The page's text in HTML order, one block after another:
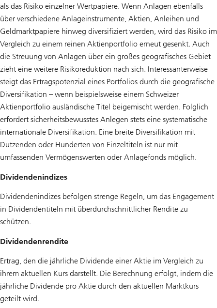
als das Risiko einzelner Wertpapiere. Wenn Anlagen ebenfalls
über verschiedene Anlageinstrumente, Aktien, Anleihen und
Geldmarktpapiere hinweg diversifiziert werden, wird das Risiko im
Vergleich zu einem reinen Aktienportfolio erneut gesenkt. Auch
die Streuung von Anlagen über ein großes geografisches Gebiet
zieht eine weitere Risikoreduktion nach sich. Interessanterweise
steigt das Ertragspotenzial eines Portfolios durch die geografische
Diversifikation – wenn beispielsweise einem Schweizer
Aktienportfolio ausländische Titel beigemischt werden. Folglich
erfordert sicherheitsbewusstes Anlegen stets eine systematische
internationale Diversifikation. Eine breite Diversifikation mit
Dutzenden oder Hunderten von Einzeltiteln ist nur mit
umfassenden Vermögenswerten oder Anlagefonds möglich.
Dividendenindizes
Dividendenindizes befolgen strenge Regeln, um das Engagement
in Dividendentiteln mit überdurchschnittlicher Rendite zu
schützen.
Dividendenrendite
Ertrag, den die jährliche Dividende einer Aktie im Vergleich zu
ihrem aktuellen Kurs darstellt. Die Berechnung erfolgt, indem die
jährliche Dividende pro Aktie durch den aktuellen Marktkurs
geteilt wird.